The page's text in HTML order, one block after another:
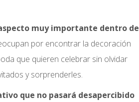
muy importante dentro de
por encontrar la decoración
que quieren celebrar sin olvidar
y sorprenderles.
que no pasará desapercibido